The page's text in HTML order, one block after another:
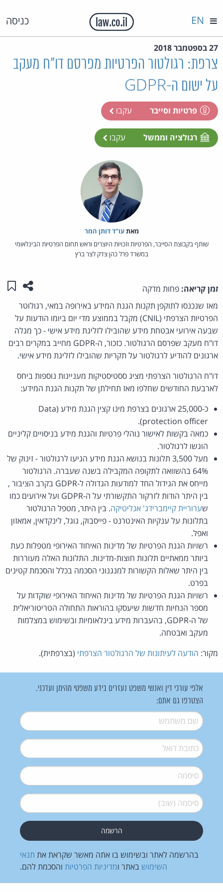
כניסה EN
27 בספטמבר 2018
צרפת: רגולטור הפרטיות מפרסם דו"ח מעקב
על ישום ה-GDPR
פרטיות וסייבר עקבו
רגולציה וממשל עקבו
מאת‏עו"ד דותן המר
שותף בקבוצת הסייבר, הפרטיות וזכויות היוצרים וראש תחום הפרטיות הבינלאומי
במשרד פרל כהן צדק לצר ברץ
זמן קריאה: פחות מדקה שתפו
מאז שנכנסו לתוקפן תקנות הגנת המידע באירופה במאי, רגולוטר
הפרטיות הצרפתי (CNIL) מקבל בממוצע מדי יום ביומו הודעות על
שבעה אירועי אבטחת מידע שהובילו לזליגת מידע אישי - כך מגלה
דו"ח מעקב שפרסם הרגולטור. כזכור, ה-GDPR מחייב במקרים רבים
ארגונים להודיע לרגולטור על תקריות שהובילו לזליגת מידע אישי.
דו"ח הרגולטור הצרפתי מציג ססטיסטיקות מעניינות נוספות ביחס
לארבעת החודשים שחלפו מאז תחילתן של תקנות הגנת המידע:
כ-25,000 ארגונים בצרפת מינו קצין הגנת מידע (Data
protection officer).
כמאה בקשות לאישור נוהלי פרטיות והגנת מידע בניסויים קליניים
הוגשו לרגולטור.
מעל 3,500 תלונות בנושא הגנת מידע הגיעו לרגולטור - זינוק של
64% בהשוואה לתקופה המקבילה בשנה שעברה. הרגולטור
מייחס את הגידול החד למודעות הגדולה ל-GDPR בקרב הציבור ,
בין היתר הודות לזרקור התקשורתי על ה-GDPR ועל אירועים כמו
שערוריית קיימברידג' אנליטיקה. בין היתר, מטפל הרגולטור
בתלונות על ענקיות האינטרנט - פייסבוק, גוגל, לינקדאין, אמאזון
ואפל.
רשויות הגנת הפרטיות של מדינות האיחוד האירופי מטפלות כעת
ביותר ממאתיים תלונות חוצות-מדינות. התלונות האלה מעוררות
בין היתר שאלות הקשורות למנגנוני הסכמה בכלל והסכמת קטינים
בפרט.
רשויות הגנת הפרטיות של מדינות האיחוד האירופי שוקדות על
מספר הנחיות חדשות שיעסקו בהוראות התחולה הטריטוריאלית
של ה-GDPR, בהעברות מידע בינלאומיות ובשימוש במצלמות
מעקב ואבטחה.
מקור: הודעה לעיתונות של הרגולטור הצרפתי (בצרפתית).
אלפי עורכי דין ואנשי משפט נעזרים בידע משפטי מהימן ועדכני.
הצטרפו גם אתם:
שם משתמש*
דואל*
סיסמה*
סיסמה (שוב)*
בהרשמה לאתר ובשימוש בו אתה מאשר שקראת את תנאי
השימוש באתר ומדיניות הפרטיות והסכמת להם.